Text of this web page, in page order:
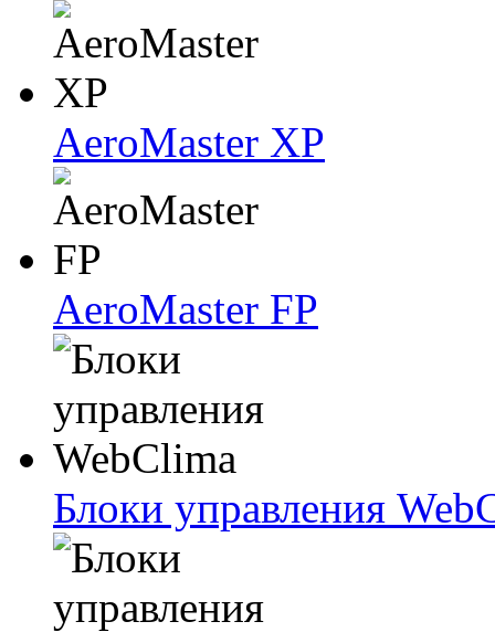
AeroMaster XP
AeroMaster FP
Блоки упрaвлeния